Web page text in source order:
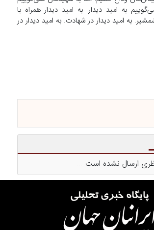
به امید دیدار. به امید دیدار همراه با
به امید دیدار در شهادت. به امید دیدار در
ارسال نشده است ...